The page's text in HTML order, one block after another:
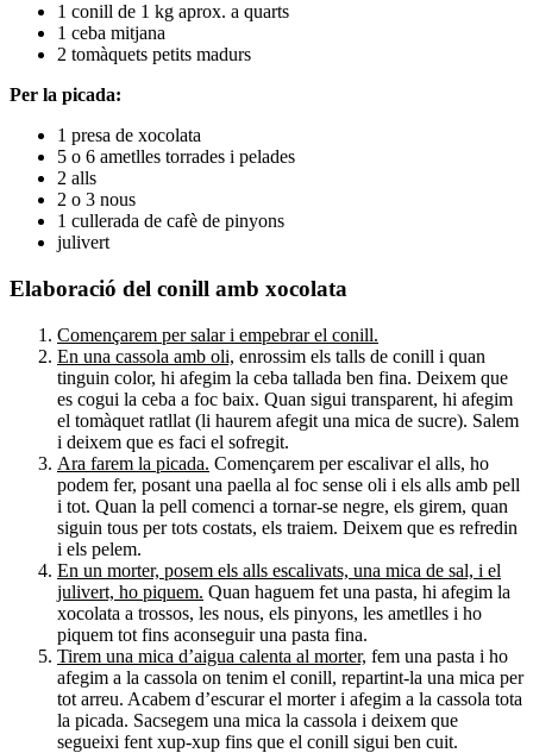
1 conill de 1 kg aprox. a quarts
1 ceba mitjana
2 tomàquets petits madurs
Per la picada:
1 presa de xocolata
5 o 6 ametlles torrades i pelades
2 alls
2 o 3 nous
1 cullerada de cafè de pinyons
julivert
Elaboració del conill amb xocolata
Començarem per salar i empebrar el conill.
En una cassola amb oli, enrossim els talls de conill i quan
tinguin color, hi afegim la ceba tallada ben fina. Deixem que
es cogui la ceba a foc baix. Quan sigui transparent, hi afegim
el tomàquet ratllat (li haurem afegit una mica de sucre). Salem
i deixem que es faci el sofregit.
Ara farem la picada. Començarem per escalivar el alls, ho
podem fer, posant una paella al foc sense oli i els alls amb pell
i tot. Quan la pell comenci a tornar-se negre, els girem, quan
siguin tous per tots costats, els traiem. Deixem que es refredin
i els pelem.
En un morter, posem els alls escalivats, una mica de sal, i el
julivert, ho piquem. Quan haguem fet una pasta, hi afegim la
xocolata a trossos, les nous, els pinyons, les ametlles i ho
piquem tot fins aconseguir una pasta fina.
Tirem una mica d’aigua calenta al morter, fem una pasta i ho
afegim a la cassola on tenim el conill, repartint-la una mica per
tot arreu. Acabem d’escurar el morter i afegim a la cassola tota
la picada. Sacsegem una mica la cassola i deixem que
segueixi fent xup-xup fins que el conill sigui ben cuit.